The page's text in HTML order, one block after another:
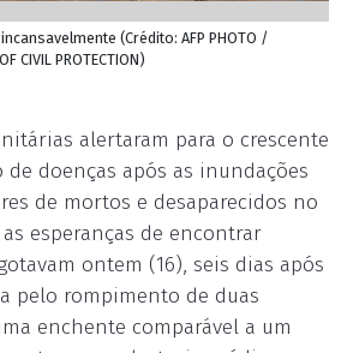
(Crédito: AFP PHOTO /
CIVIL PROTECTION)
alertaram para o crescente
de doenças após as inundações
de mortos e desaparecidos no
esperanças de encontrar
ontem (16), seis dias após
pelo rompimento de duas
enchente comparável a um